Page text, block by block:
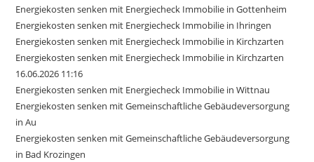
Energiekosten senken mit Energiecheck Immobilie in Gottenheim
Energiekosten senken mit Energiecheck Immobilie in Ihringen
Energiekosten senken mit Energiecheck Immobilie in Kirchzarten
Energiekosten senken mit Energiecheck Immobilie in Kirchzarten
16.06.2026 11:16
Energiekosten senken mit Energiecheck Immobilie in Wittnau
Energiekosten senken mit Gemeinschaftliche Gebäudeversorgung
in Au
Energiekosten senken mit Gemeinschaftliche Gebäudeversorgung
in Bad Krozingen